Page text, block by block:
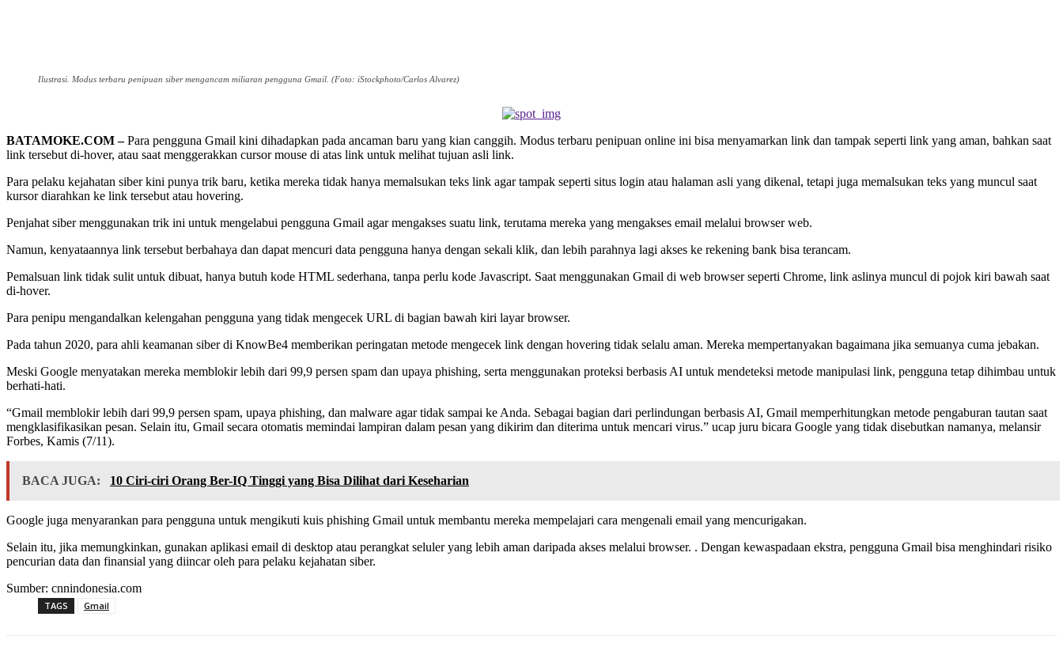
Ilustrasi. Modus terbaru penipuan siber mengancam miliaran pengguna Gmail. (Foto: iStockphoto/Carlos Alvarez)
BATAMOKE.COM –Para pengguna Gmail kini dihadapkan pada ancaman baru yang kian canggih. Modus terbaru penipuan online ini bisa menyamarkan link dan tampak seperti link yang aman, bahkan saat
link tersebut di-hover, atau saat menggerakkan cursor mouse di atas link untuk melihat tujuan asli link.
Para pelaku kejahatan siber kini punya trik baru, ketika mereka tidak hanya memalsukan teks link agar tampak seperti situs login atau halaman asli yang dikenal, tetapi juga memalsukan teks yang muncul saat
kursor diarahkan ke link tersebut atau hovering.
Penjahat siber menggunakan trik ini untuk mengelabui pengguna Gmail agar mengakses suatu link, terutama mereka yang mengakses email melalui browser web.
Namun, kenyataannya link tersebut berbahaya dan dapat mencuri data pengguna hanya dengan sekali klik, dan lebih parahnya lagi akses ke rekening bank bisa terancam.
Pemalsuan link tidak sulit untuk dibuat, hanya butuh kode HTML sederhana, tanpa perlu kode Javascript. Saat menggunakan Gmail di web browser seperti Chrome, link aslinya muncul di pojok kiri bawah saat
di-hover.
Para penipu mengandalkan kelengahan pengguna yang tidak mengecek URL di bagian bawah kiri layar browser.
Pada tahun 2020, para ahli keamanan siber di KnowBe4 memberikan peringatan metode mengecek link dengan hovering tidak selalu aman. Mereka mempertanyakan bagaimana jika semuanya cuma jebakan.
Meski Google menyatakan mereka memblokir lebih dari 99,9 persen spam dan upaya phishing, serta menggunakan proteksi berbasis AI untuk mendeteksi metode manipulasi link, pengguna tetap dihimbau untuk
berhati-hati.
“Gmail memblokir lebih dari 99,9 persen spam, upaya phishing, dan malware agar tidak sampai ke Anda. Sebagai bagian dari perlindungan berbasis AI, Gmail memperhitungkan metode pengaburan tautan saat
mengklasifikasikan pesan. Selain itu, Gmail secara otomatis memindai lampiran dalam pesan yang dikirim dan diterima untuk mencari virus.” ucap juru bicara Google yang tidak disebutkan namanya, melansir
Forbes, Kamis (7/11).
BACA JUGA: 10 Ciri-ciri Orang Ber-IQ Tinggi yang Bisa Dilihat dari Keseharian
Google juga menyarankan para pengguna untuk mengikuti kuis phishing Gmail untuk membantu mereka mempelajari cara mengenali email yang mencurigakan.
Selain itu, jika memungkinkan, gunakan aplikasi email di desktop atau perangkat seluler yang lebih aman daripada akses melalui browser. . Dengan kewaspadaan ekstra, pengguna Gmail bisa menghindari risiko
pencurian data dan finansial yang diincar oleh para pelaku kejahatan siber.
Sumber: cnnindonesia.com
TAGS Gmail